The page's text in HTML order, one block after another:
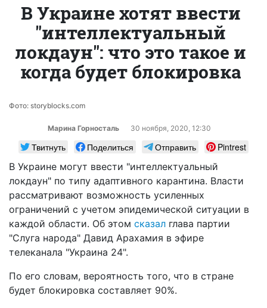
В Украине хотят ввести
"интеллектуальный
локдаун": что это такое и
когда будет блокировка
Фото: storyblocks.com
Марина Горносталь 30 ноября, 2020, 12:30
Твитнуть Поделиться Отправить
Pintrest
В Украине могут ввести "интеллектуальный
локдаун" по типу адаптивного карантина. Власти
рассматривают возможность усиленных
ограничений с учетом эпидемической ситуации в
каждой области. Об этом сказал глава партии
"Слуга народа" Давид Арахамия в эфире
телеканала "Украина 24".
По его словам, вероятность того, что в стране
будет блокировка составляет 90%.